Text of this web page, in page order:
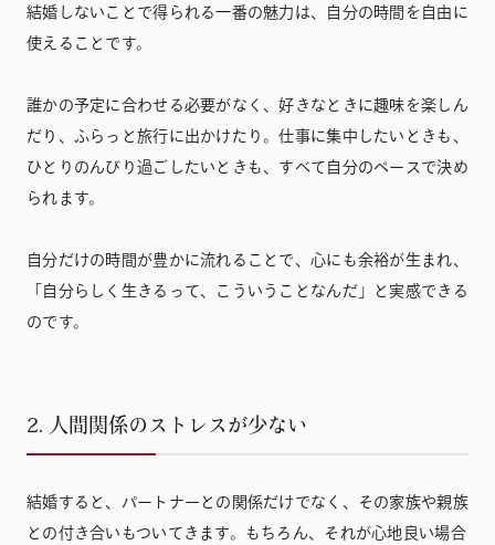
結婚しないことで得られる一番の魅力は、自分の時間を自由に
使えることです。
誰かの予定に合わせる必要がなく、好きなときに趣味を楽しん
だり、ふらっと旅行に出かけたり。仕事に集中したいときも、
ひとりのんびり過ごしたいときも、すべて自分のペースで決め
られます。
自分だけの時間が豊かに流れることで、心にも余裕が生まれ、
「自分らしく生きるって、こういうことなんだ」と実感できる
のです。
2. 人間関係のストレスが少ない
結婚すると、パートナーとの関係だけでなく、その家族や親族
との付き合いもついてきます。もちろん、それが心地良い場合